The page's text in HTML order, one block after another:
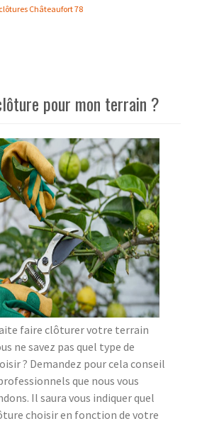
Châteaufort 78
pour mon terrain ?
faire clôturer votre terrain
ne savez pas quel type de
? Demandez pour cela conseil
que nous vous
Il saura vous indiquer quel
choisir en fonction de votre